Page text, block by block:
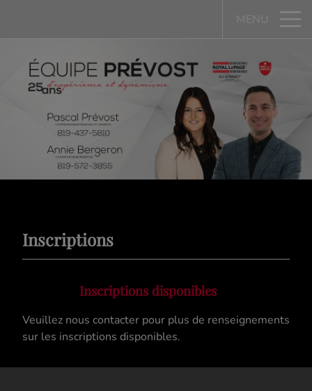
MENU
Inscriptions
Inscriptions disponibles
Veuillez nous contacter pour plus de renseignements
sur les inscriptions disponibles.